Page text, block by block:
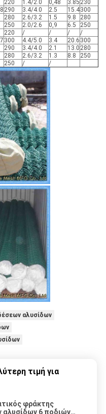
220 1.4/2.0 0,48 3.85 230
290 3.4/4.0 2.5 15.4300
280 2.6/3.2 1.5 9.8
280
250 2.0/2.6 0,9 6.5
250
220 / / /
/
300 4.4/5.0 3.4 20.6 300
290 3.4/4.0 2.1 13.0 280
280 2.6/3.2 1.3 8.8
250
250 / /
αλυσίδων
τιμή για
φράκτης
αλυσίδων 6 ποδιών